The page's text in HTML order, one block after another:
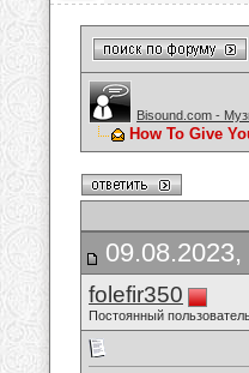
Bisound.com -
How To Give
09.08.2023,
folefir350
Постоянный